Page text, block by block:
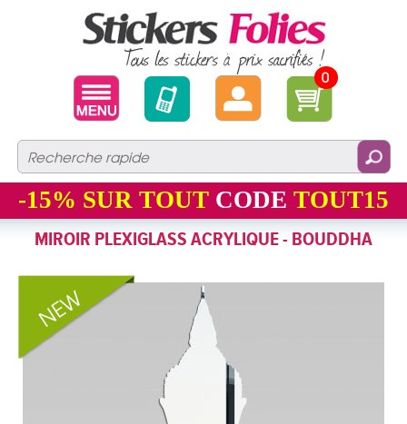
0
-15% SUR TOUT CODE TOUT15
MIROIR PLEXIGLASS ACRYLIQUE - BOUDDHA